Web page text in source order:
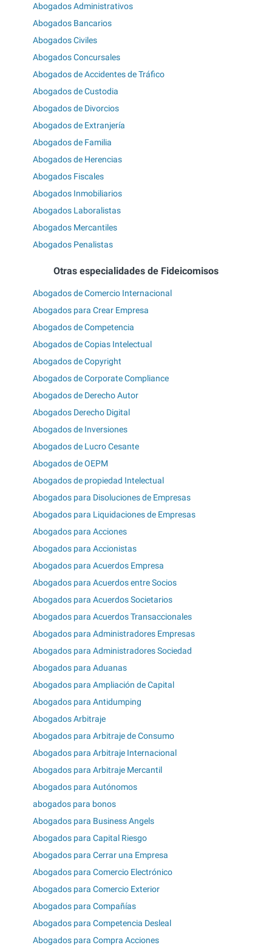
Abogados Administrativos
Abogados Bancarios
Abogados Civiles
Abogados Concursales
Abogados de Accidentes de Tráfico
Abogados de Custodia
Abogados de Divorcios
Abogados de Extranjería
Abogados de Familia
Abogados de Herencias
Abogados Fiscales
Abogados Inmobiliarios
Abogados Laboralistas
Abogados Mercantiles
Abogados Penalistas
Otras especialidades de Fideicomisos
Abogados de Comercio Internacional
Abogados para Crear Empresa
Abogados de Competencia
Abogados de Copias Intelectual
Abogados de Copyright
Abogados de Corporate Compliance
Abogados de Derecho Autor
Abogados Derecho Digital
Abogados de Inversiones
Abogados de Lucro Cesante
Abogados de OEPM
Abogados de propiedad Intelectual
Abogados para Disoluciones de Empresas
Abogados para Liquidaciones de Empresas
Abogados para Acciones
Abogados para Accionistas
Abogados para Acuerdos Empresa
Abogados para Acuerdos entre Socios
Abogados para Acuerdos Societarios
Abogados para Acuerdos Transaccionales
Abogados para Administradores Empresas
Abogados para Administradores Sociedad
Abogados para Aduanas
Abogados para Ampliación de Capital
Abogados para Antidumping
Abogados Arbitraje
Abogados para Arbitraje de Consumo
Abogados para Arbitraje Internacional
Abogados para Arbitraje Mercantil
Abogados para Autónomos
abogados para bonos
Abogados para Business Angels
Abogados para Capital Riesgo
Abogados para Cerrar una Empresa
Abogados para Comercio Electrónico
Abogados para Comercio Exterior
Abogados para Compañías
Abogados para Competencia Desleal
Abogados para Compra Acciones